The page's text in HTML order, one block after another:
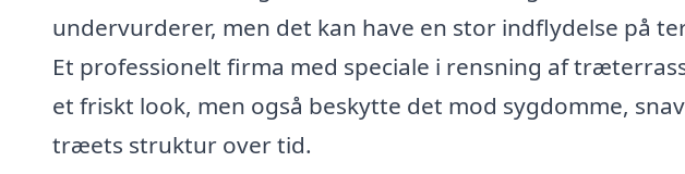
undervurderer, men det kan have en stor indflydelse på
Et professionelt firma med speciale i rensning af
et friskt look, men også beskytte det mod sygdomme,
træets struktur over tid.